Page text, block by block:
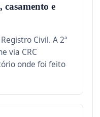
casamento e
Civil. A 2ª
via CRC
onde foi feito